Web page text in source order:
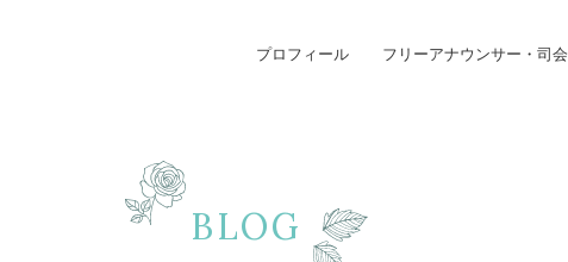
プロフィール フリーアナウンサー・司会
BLOG